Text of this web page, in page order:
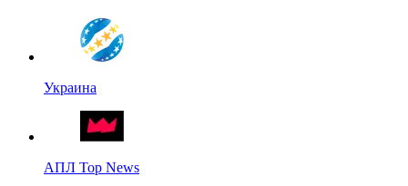
Украина
АПЛ Top News